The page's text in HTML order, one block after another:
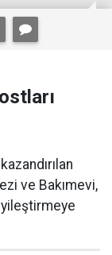
ve Bakımevi,